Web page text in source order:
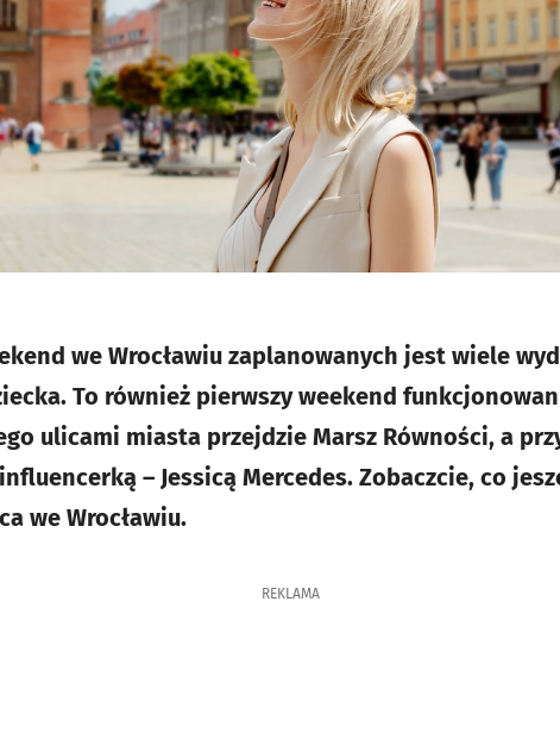
we Wrocławiu zaplanowanych jest wiele
To również pierwszy weekend
ulicami miasta przejdzie Marsz Równości, a
– Jessicą Mercedes. Zobaczcie, co
we Wrocławiu.
REKLAMA